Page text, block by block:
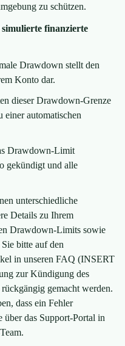
zu schützen.
finanzierte
Drawdown stellt den
Konto dar.
dieser Drawdown-Grenze
automatischen
Drawdown-Limit
gekündigt und alle
unterschiedliche
Details zu Ihrem
Drawdown-Limits sowie
bitte auf den
in unseren FAQ (INSERT
zur Kündigung des
gemacht werden.
dass ein Fehler
über das Support-Portal in